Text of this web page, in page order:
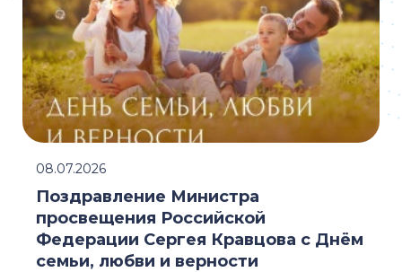
Поздравление Министра
просвещения Российской
Федерации Сергея Кравцова с Днём
семьи, любви и верности
08.07.2026